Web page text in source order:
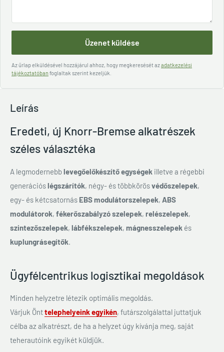
Üzenet küldése
Az űrlap elküldésével hozzájárul ahhoz, hogy megkeresését azadatkezelési
tájékoztatóban foglaltak szerint kezeljük.
Leírás
Eredeti, új Knorr-Bremse alkatrészek
széles választéka
A legmodernebblevegőelőkészítő egységek illetve a régebbi
generációslégszárítók, négy- és többkörösvédőszelepek,
egy- és kétcsatornás EBS modulátorszelepek, ABS
modulátorok, fékerőszabályzó szelepek, relészelepek,
szintezőszelepek, lábfékszelepek, mágnesszelepek és
kuplungrásegítők.
Ügyfélcentrikus logisztikai megoldások
Minden helyzetre létezik optimális megoldás.
Várjuk Önttelephelyeink egyikén, futárszolgálattal juttatjuk
célba az alkatrészt, de ha a helyzet úgy kívánja meg, saját
teherautóink egyikét küldjük.